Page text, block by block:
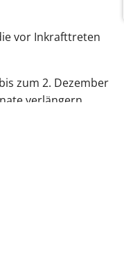
vor Inkrafttreten
zum 2. Dezember
verlängern.